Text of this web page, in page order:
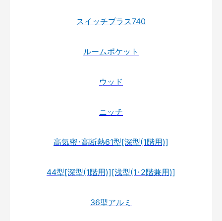
スイッチプラス740
ルームポケット
ウッド
ニッチ
高気密･高断熱61型[深型(1階用)]
44型[深型(1階用)][浅型(1･2階兼用)]
36型アルミ